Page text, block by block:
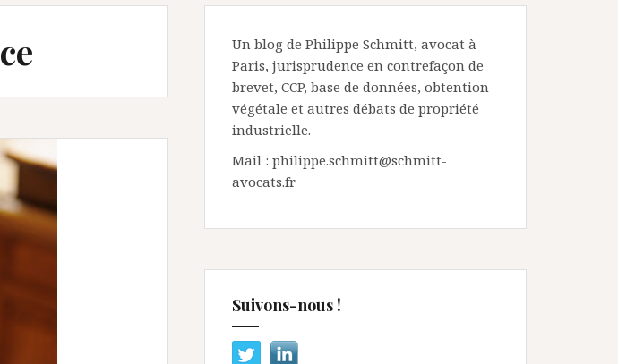
Un blog de Philippe Schmitt, avocat à
Paris, jurisprudence en contrefaçon de
brevet, CCP, base de données, obtention
végétale et autres débats de propriété
industrielle.
Mail : philippe.schmitt@schmitt-
avocats.fr
Suivons-nous !